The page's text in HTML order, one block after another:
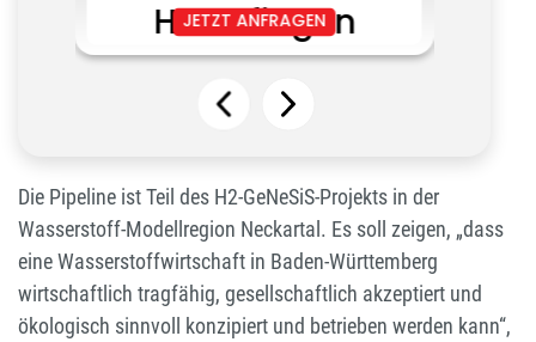
Die Pipeline ist Teil des H2-GeNeSiS-Projekts in der
Wasserstoff-Modellregion Neckartal. Es soll zeigen, „dass
eine Wasserstoffwirtschaft in Baden-Württemberg
wirtschaftlich tragfähig, gesellschaftlich akzeptiert und
ökologisch sinnvoll konzipiert und betrieben werden kann“,